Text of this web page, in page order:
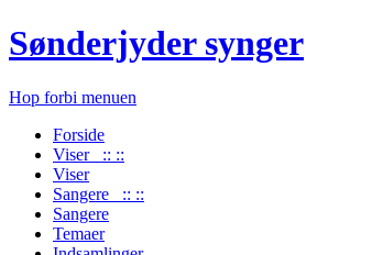
Sønderjyder synger
Hop forbi menuen
Forside
Viser :: ::
Viser
Sangere :: ::
Sangere
Temaer